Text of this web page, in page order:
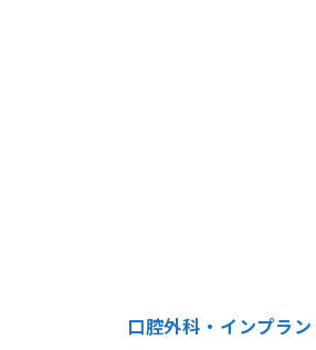
口腔外科・インプラ